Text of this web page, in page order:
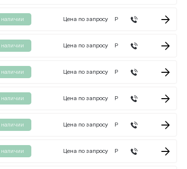
Цена по запросу Р
Цена по запросу Р
Цена по запросу Р
Цена по запросу Р
Цена по запросу Р
Цена по запросу Р